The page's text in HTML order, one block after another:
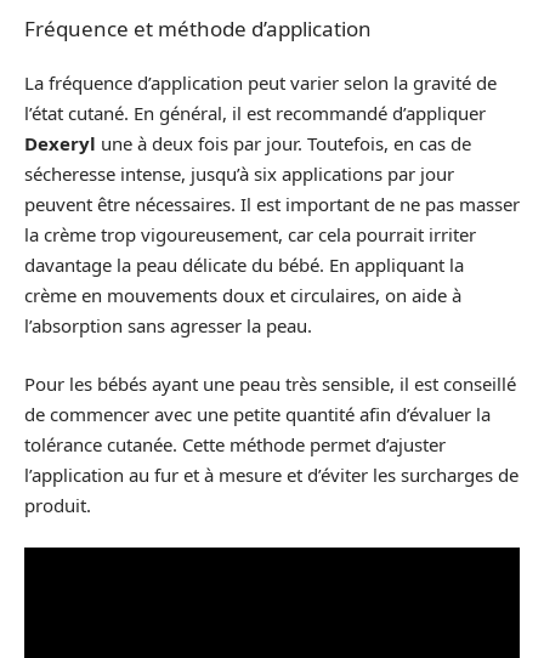
Fréquence et méthode d’application
La fréquence d’application peut varier selon la gravité de
l’état cutané. En général, il est recommandé d’appliquer
Dexeryl une à deux fois par jour. Toutefois, en cas de
sécheresse intense, jusqu’à six applications par jour
peuvent être nécessaires. Il est important de ne pas masser
la crème trop vigoureusement, car cela pourrait irriter
davantage la peau délicate du bébé. En appliquant la
crème en mouvements doux et circulaires, on aide à
l’absorption sans agresser la peau.
Pour les bébés ayant une peau très sensible, il est conseillé
de commencer avec une petite quantité afin d’évaluer la
tolérance cutanée. Cette méthode permet d’ajuster
l’application au fur et à mesure et d’éviter les surcharges de
produit.